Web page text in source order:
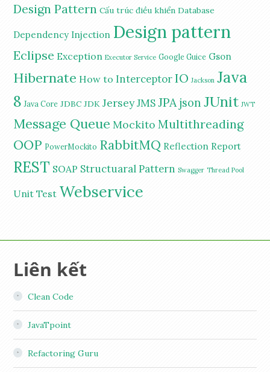
Design Pattern Cấu trúc điều khiển Database
Dependency Injection Design pattern
Eclipse Exception Executor Service Google Guice Gson
Hibernate How to InterceptorIO Jackson Java
8 Java Core JDBC JDK JerseyJMSJPA json JUnit JWT
Message Queue Mockito Multithreading
OOP PowerMockito RabbitMQ Reflection Report
REST SOAP Structuaral Pattern Swagger Thread Pool
Unit Test Webservice
Liên kết
Clean Code
JavaTpoint
Refactoring Guru